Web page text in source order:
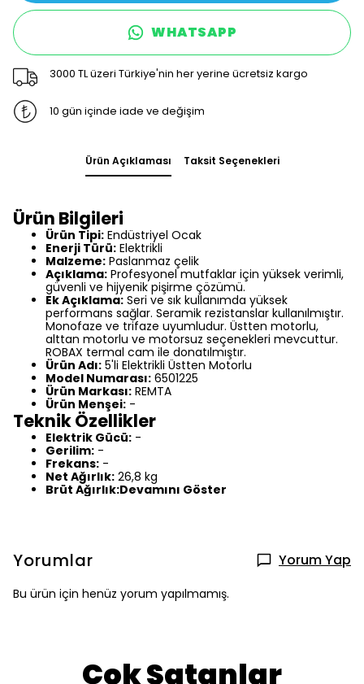
WHATSAPP
3000 TL üzeri Türkiye'nin her yerine ücretsiz kargo
10 gün içinde iade ve değişim
Ürün Açıklaması Taksit Seçenekleri
Ürün Bilgileri
Ürün Tipi: Endüstriyel Ocak
Enerji Türü: Elektrikli
Malzeme: Paslanmaz çelik
Açıklama: Profesyonel mutfaklar için yüksek verimli,
güvenli ve hijyenik pişirme çözümü.
Ek Açıklama: Seri ve sık kullanımda yüksek
performans sağlar. Seramik rezistanslar kullanılmıştır.
Monofaze ve trifaze uyumludur. Üstten motorlu,
alttan motorlu ve motorsuz seçenekleri mevcuttur.
ROBAX termal cam ile donatılmıştır.
Ürün Adı: 5'li Elektrikli Üstten Motorlu
Model Numarası: 6501225
Ürün Markası: REMTA
Ürün Menşei: -
Teknik Özellikler
Elektrik Gücü: -
Gerilim: -
Frekans: -
Net Ağırlık: 26,8 kg
Brüt Ağırlık:Devamını Göster
Yorumlar Yorum Yap
Bu ürün için henüz yorum yapılmamış.
Çok Satanlar